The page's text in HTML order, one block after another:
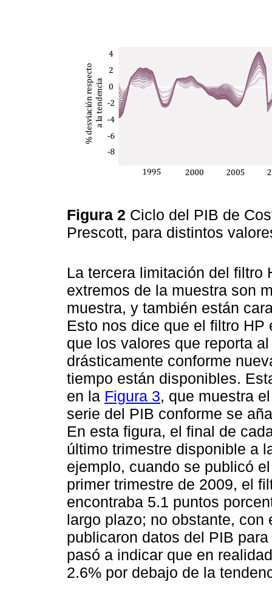
Figura 2 Ciclo del PIB de
Prescott, para distintos
La tercera limitación del filtro
extremos de la muestra son
muestra, y también están
Esto nos dice que el filtro
que los valores que reporta
drásticamente conforme
tiempo están disponibles.
en la Figura 3, que muestra
serie del PIB conforme se
En esta figura, el final de
último trimestre disponible a
ejemplo, cuando se publicó
primer trimestre de 2009, el
encontraba 5.1 puntos
largo plazo; no obstante,
publicaron datos del PIB
pasó a indicar que en
2.6% por debajo de la